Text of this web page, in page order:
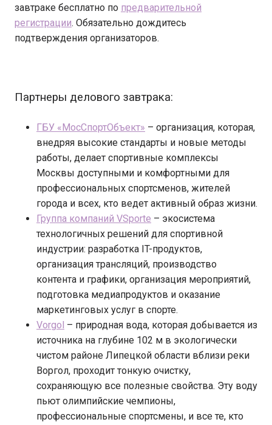
завтраке бесплатно по предварительной
регистрации. Обязательно дождитесь
подтверждения организаторов.
Партнеры делового завтрака:
ГБУ «МосСпортОбъект» – организация, которая,
внедряя высокие стандарты и новые методы
работы, делает спортивные комплексы
Москвы доступными и комфортными для
профессиональных спортсменов, жителей
города и всех, кто ведет активный образ жизни.
Группа компаний VSporte – экосистема
технологичных решений для спортивной
индустрии: разработка IT-продуктов,
организация трансляций, производство
контента и графики, организация мероприятий,
подготовка медиапродуктов и оказание
маркетинговых услуг в спорте.
Vorgol – природная вода, которая добывается из
источника на глубине 102 м в экологически
чистом районе Липецкой области вблизи реки
Воргол, проходит тонкую очистку,
сохраняющую все полезные свойства. Эту воду
пьют олимпийские чемпионы,
профессиональные спортсмены, и все те, кто